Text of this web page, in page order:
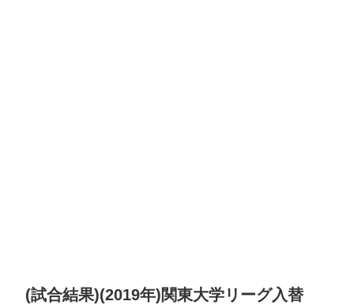
(試合結果)(2019年)関東大学リーグ入替